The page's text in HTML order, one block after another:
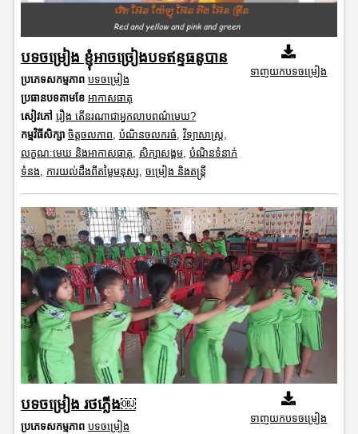
បទចម្រៀង ខ្ញុំអាចច្រៀងបទឥន្ទធនូបាន
ប្រភេទសកម្មភាព បទចម្រៀង
ប្រធានបទតាមខែ អាកាសធាតុ
សៀវភៅ រឿង តើនរណាជាអ្នកលាបពណ៌មេឃ?
កម្មវិធីសិក្សា ចិត្តចលភាព, បំណិនចលករធំ, វិទ្យាសាស្រ្ត,
លក្ខណៈមេឃ និងអាកាសធាតុ, សិក្សាសង្គម, បំណិនទំនាក់
ទំនង, ការយល់ដឹងពីតម្លៃមនុស្ស, ចម្រៀង និងតន្ត្រី
ទាញយកបទចម្រៀង
បទចម្រៀង រថភ្លើង￼
ប្រភេទសកម្មភាព បទចម្រៀង
ទាញយកបទចម្រៀង